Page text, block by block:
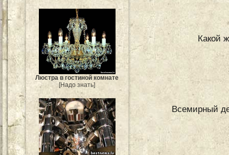
Люстра в гостиной комнате
[Надо знать]
Какой
Всемирный